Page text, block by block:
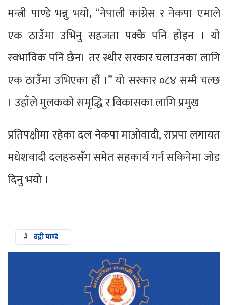
मन्त्री पाण्डे भन्नु भयो, “नेपाली कांग्रेस र नेकपा एमाले
एक ठाउँमा उभिनु सहजता पक्कै पनि होइन । यो
स्वभाविक पनि छैन। तर स्थीर सरकार चलाउनका लागि
एक ठाउँमा उभिएका हौं ।” यो सरकार ०८४ सम्मै चल्छ
। उहाँले मुलकको समृद्धि र विकासका लागि प्रमुख
प्रतिपक्षीमा रहेका दल नेकपा माओवादी, राप्रपा लगायत
मधेशवादी दलहरुसँग समेत सहकार्य गर्न सकिनेमा जोड
दिनु भयो ।
# बद्री पाण्डे